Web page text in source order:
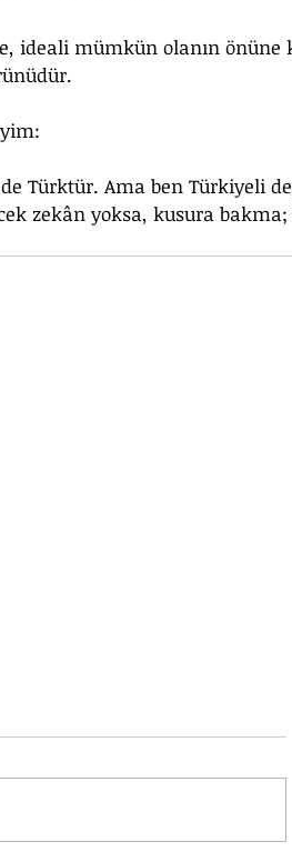
ideali mümkün olanın önüne
Türktür. Ama ben Türkiyeli
zekân yoksa, kusura bakma;
niyet
dijital
Dünyada
sık ve